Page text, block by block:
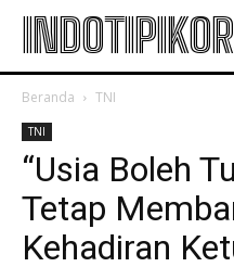
Beranda TNI
TNI
“Usia Boleh
Tetap
Kehadiran